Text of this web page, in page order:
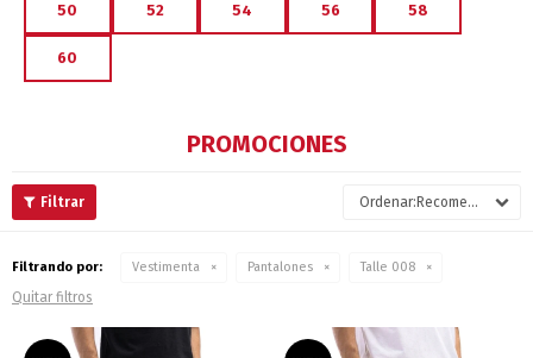
50 52 54 56 58
60
PROMOCIONES
Recomendados
Filtrando por: Vestimenta Pantalones Talle 008
Quitar filtros